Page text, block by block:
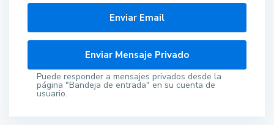
Puede responder a mensajes privados desde la
página "Bandeja de entrada" en su cuenta de
usuario.